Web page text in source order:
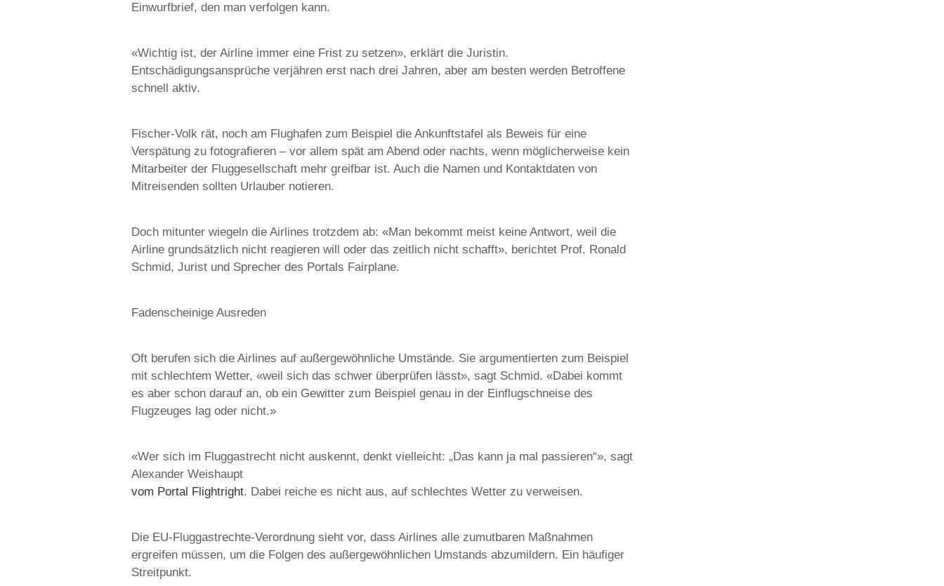
Einwurfbrief, den man verfolgen kann.
«Wichtig ist, der Airline immer eine Frist zu setzen», erklärt die Juristin.
Entschädigungsansprüche verjähren erst nach drei Jahren, aber am besten werden Betroffene
schnell aktiv.
Fischer-Volk rät, noch am Flughafen zum Beispiel die Ankunftstafel als Beweis für eine
Verspätung zu fotografieren – vor allem spät am Abend oder nachts, wenn möglicherweise kein
Mitarbeiter der Fluggesellschaft mehr greifbar ist. Auch die Namen und Kontaktdaten von
Mitreisenden sollten Urlauber notieren.
Doch mitunter wiegeln die Airlines trotzdem ab: «Man bekommt meist keine Antwort, weil die
Airline grundsätzlich nicht reagieren will oder das zeitlich nicht schafft», berichtet Prof. Ronald
Schmid, Jurist und Sprecher des Portals Fairplane.
Fadenscheinige Ausreden
Oft berufen sich die Airlines auf außergewöhnliche Umstände. Sie argumentierten zum Beispiel
mit schlechtem Wetter, «weil sich das schwer überprüfen lässt», sagt Schmid. «Dabei kommt
es aber schon darauf an, ob ein Gewitter zum Beispiel genau in der Einflugschneise des
Flugzeuges lag oder nicht.»
«Wer sich im Fluggastrecht nicht auskennt, denkt vielleicht: „Das kann ja mal passieren“», sagt
Alexander Weishaupt
vom Portal Flightright. Dabei reiche es nicht aus, auf schlechtes Wetter zu verweisen.
Die EU-Fluggastrechte-Verordnung sieht vor, dass Airlines alle zumutbaren Maßnahmen
ergreifen müssen, um die Folgen des außergewöhnlichen Umstands abzumildern. Ein häufiger
Streitpunkt.